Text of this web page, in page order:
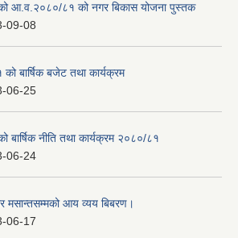
आ.व.२०८०/८१ को नगर बिकास योजना पुस्तक
09-08
बार्षिक बजेट तथा कार्यक्रम
06-25
बार्षिक नीति तथा कार्यक्रम २०८०/८१
06-24
आय व्यय बिबरण।
06-17